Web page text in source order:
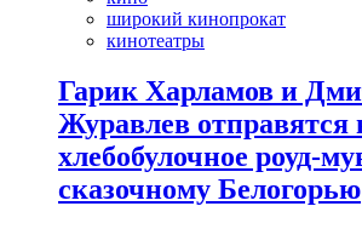
широкий кинопрокат
кинотеатры
Гарик Харламов и
Журавлев отправятся
хлебобулочное роуд-
сказочному Белогорью